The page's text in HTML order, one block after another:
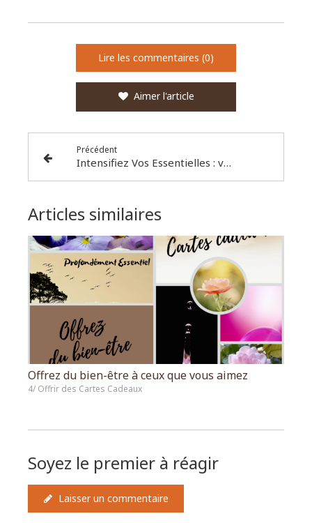
Lire les commentaires (0)
Aimer l'article
Précédent
Intensifiez Vos Essentielles : vos ateliers thématiques
Articles similaires
Offrez du bien-être à ceux que vous aimez
4/ Offrir des Cartes Cadeaux
Soyez le premier à réagir
Laisser un commentaire